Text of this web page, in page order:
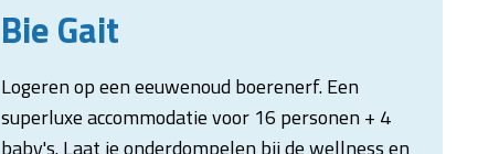
Bie Gait
Logeren op een eeuwenoud boerenerf. Een
superluxe accommodatie voor 16 personen + 4
baby's. Laat je onderdompelen bij de wellness en